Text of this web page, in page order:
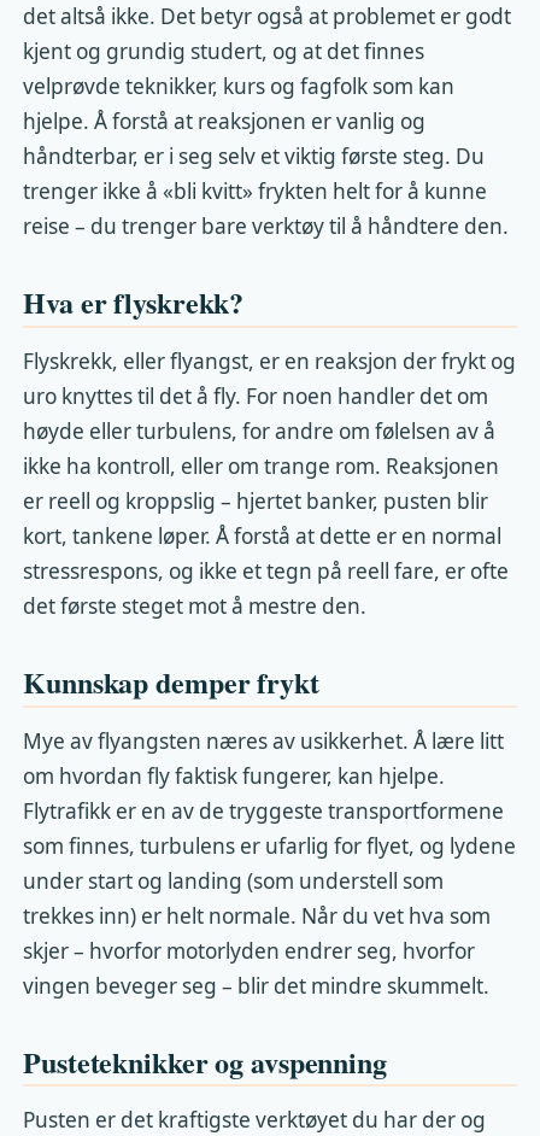
det altså ikke. Det betyr også at problemet er godt
kjent og grundig studert, og at det finnes
velprøvde teknikker, kurs og fagfolk som kan
hjelpe. Å forstå at reaksjonen er vanlig og
håndterbar, er i seg selv et viktig første steg. Du
trenger ikke å «bli kvitt» frykten helt for å kunne
reise – du trenger bare verktøy til å håndtere den.
Hva er flyskrekk?
Flyskrekk, eller flyangst, er en reaksjon der frykt og
uro knyttes til det å fly. For noen handler det om
høyde eller turbulens, for andre om følelsen av å
ikke ha kontroll, eller om trange rom. Reaksjonen
er reell og kroppslig – hjertet banker, pusten blir
kort, tankene løper. Å forstå at dette er en normal
stressrespons, og ikke et tegn på reell fare, er ofte
det første steget mot å mestre den.
Kunnskap demper frykt
Mye av flyangsten næres av usikkerhet. Å lære litt
om hvordan fly faktisk fungerer, kan hjelpe.
Flytrafikk er en av de tryggeste transportformene
som finnes, turbulens er ufarlig for flyet, og lydene
under start og landing (som understell som
trekkes inn) er helt normale. Når du vet hva som
skjer – hvorfor motorlyden endrer seg, hvorfor
vingen beveger seg – blir det mindre skummelt.
Pusteteknikker og avspenning
Pusten er det kraftigste verktøyet du har der og